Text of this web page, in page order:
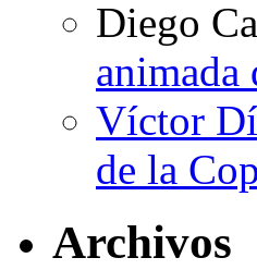
Diego
animada
Víctor
de la
Archivos